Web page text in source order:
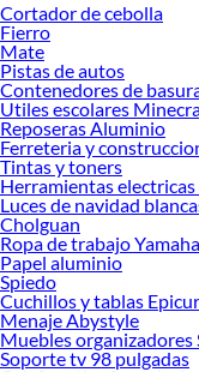
Cortador de cebolla
Fierro
Mate
Pistas de autos
Contenedores de
Utiles escolares
Reposeras Aluminio
Ferreteria y
Tintas y toners
Herramientas
Luces de navidad
Cholguan
Ropa de trabajo Yamaha
Papel aluminio
Spiedo
Cuchillos y tablas
Menaje Abystyle
Muebles organizadores
Soporte tv 98 pulgadas